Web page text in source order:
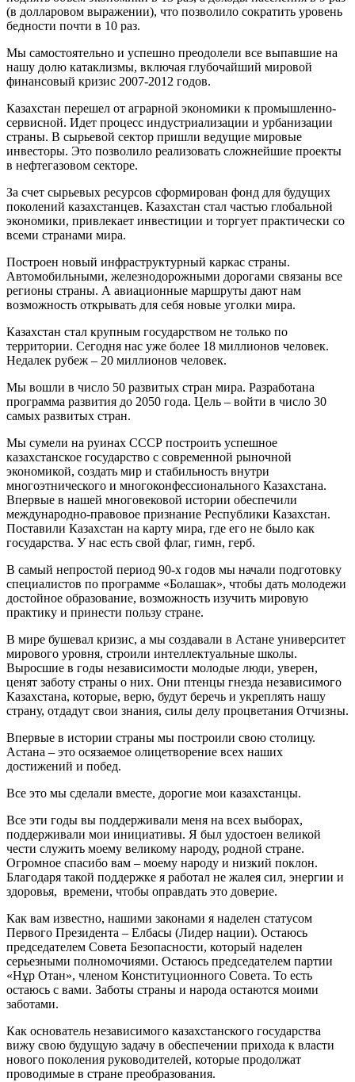
(в долларовом выражении), что позволило сократить уровень
бедности почти в 10 раз.
Мы самостоятельно и успешно преодолели все выпавшие на
нашу долю катаклизмы, включая глубочайший мировой
финансовый кризис 2007-2012 годов.
Казахстан перешел от аграрной экономики к промышленно-
сервисной. Идет процесс индустриализации и урбанизации
страны. В сырьевой сектор пришли ведущие мировые
инвесторы. Это позволило реализовать сложнейшие проекты
в нефтегазовом секторе.
За счет сырьевых ресурсов сформирован фонд для будущих
поколений казахстанцев. Казахстан стал частью глобальной
экономики, привлекает инвестиции и торгует практически со
всеми странами мира.
Построен новый инфраструктурный каркас страны.
Автомобильными, железнодорожными дорогами связаны все
регионы страны. А авиационные маршруты дают нам
возможность открывать для себя новые уголки мира.
Казахстан стал крупным государством не только по
территории. Сегодня нас уже более 18 миллионов человек.
Недалек рубеж – 20 миллионов человек.
Мы вошли в число 50 развитых стран мира. Разработана
программа развития до 2050 года. Цель – войти в число 30
самых развитых стран.
Мы сумели на руинах СССР построить успешное
казахстанское государство с современной рыночной
экономикой, создать мир и стабильность внутри
многоэтнического и многоконфессионального Казахстана.
Впервые в нашей многовековой истории обеспечили
международно-правовое признание Республики Казахстан.
Поставили Казахстан на карту мира, где его не было как
государства. У нас есть свой флаг, гимн, герб.
В самый непростой период 90-х годов мы начали подготовку
специалистов по программе «Болашак», чтобы дать молодежи
достойное образование, возможность изучить мировую
практику и принести пользу стране.
В мире бушевал кризис, а мы создавали в Астане университет
мирового уровня, строили интеллектуальные школы.
Выросшие в годы независимости молодые люди, уверен,
ценят заботу страны о них. Они птенцы гнезда независимого
Казахстана, которые, верю, будут беречь и укреплять нашу
страну, отдадут свои знания, силы делу процветания Отчизны.
Впервые в истории страны мы построили свою столицу.
Астана – это осязаемое олицетворение всех наших
достижений и побед.
Все это мы сделали вместе, дорогие мои казахстанцы.
Все эти годы вы поддерживали меня на всех выборах,
поддерживали мои инициативы. Я был удостоен великой
чести служить моему великому народу, родной стране.
Огромное спасибо вам – моему народу и низкий поклон.
Благодаря такой поддержке я работал не жалея сил, энергии и
здоровья, времени, чтобы оправдать это доверие.
Как вам известно, нашими законами я наделен статусом
Первого Президента – Елбасы (Лидер нации). Остаюсь
председателем Совета Безопасности, который наделен
серьезными полномочиями. Остаюсь председателем партии
«Нұр Отан», членом Конституционного Совета. То есть
остаюсь с вами. Заботы страны и народа остаются моими
заботами.
Как основатель независимого казахстанского государства
вижу свою будущую задачу в обеспечении прихода к власти
нового поколения руководителей, которые продолжат
проводимые в стране преобразования.